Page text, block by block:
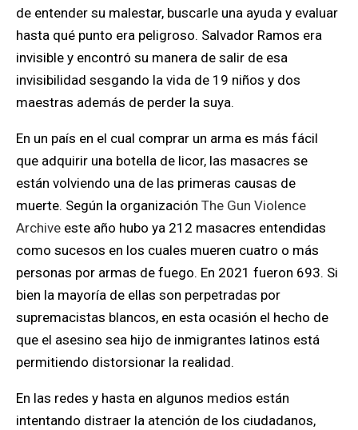
de entender su malestar, buscarle una ayuda y evaluar
hasta qué punto era peligroso. Salvador Ramos era
invisible y encontró su manera de salir de esa
invisibilidad sesgando la vida de 19 niños y dos
maestras además de perder la suya.
En un país en el cual comprar un arma es más fácil
que adquirir una botella de licor, las masacres se
están volviendo una de las primeras causas de
muerte. Según la organización The Gun Violence
Archive este año hubo ya 212 masacres entendidas
como sucesos en los cuales mueren cuatro o más
personas por armas de fuego. En 2021 fueron 693. Si
bien la mayoría de ellas son perpetradas por
supremacistas blancos, en esta ocasión el hecho de
que el asesino sea hijo de inmigrantes latinos está
permitiendo distorsionar la realidad.
En las redes y hasta en algunos medios están
intentando distraer la atención de los ciudadanos,